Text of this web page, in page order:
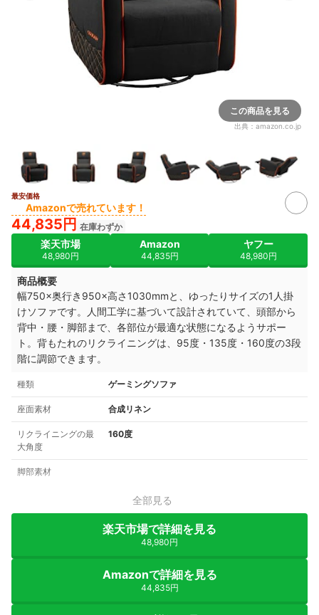
この商品を見る
出典： amazon.co.jp
最安価格
Amazonで売れています！
44,835円 在庫わずか
楽天市場
48,980円
Amazon
44,835円
ヤフー
48,980円
商品概要
幅750×奥行き950×高さ1030mmと、ゆったりサイズの1人掛
けソファです。人間工学に基づいて設計されていて、頭部から
背中・腰・脚部まで、各部位が最適な状態になるようサポー
ト。背もたれのリクライニングは、95度・135度・160度の3段
階に調節できます。
種類 ゲーミングソファ
座面素材 合成リネン
リクライニングの最
大角度
160度
脚部素材
全部見る
楽天市場で詳細を見る
48,980円
Amazonで詳細を見る
44,835円